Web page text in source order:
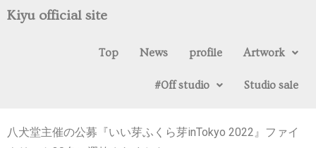
Kiyu official site
Top News profile Artwork
#0ff studio Studio sale
八犬堂主催の公募『いい芽ふくら芽inTokyo 2022』ファイ